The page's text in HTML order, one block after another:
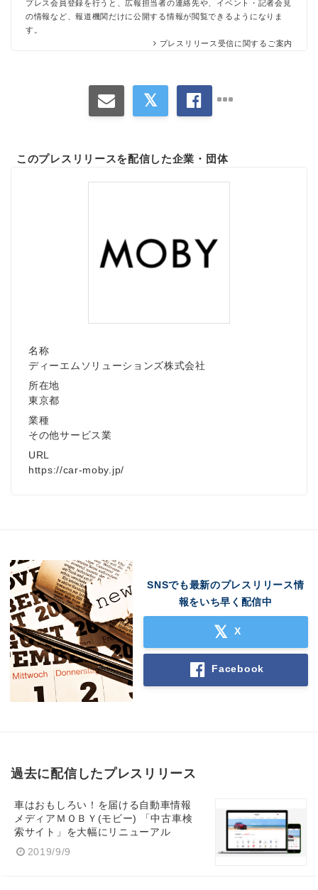
プレス会員登録を行うと、広報担当者の連絡先や、イベント・記者会見
の情報など、報道機関だけに公開する情報が閲覧できるようになりま
す。
プレスリリース受信に関するご案内
このプレスリリースを配信した企業・団体
名称
ディーエムソリューションズ株式会社
所在地
東京都
業種
その他サービス業
URL
https://car-moby.jp/
SNSでも最新のプレスリリース情
報をいち早く配信中
X
Facebook
過去に配信したプレスリリース
車はおもしろい！を届ける自動車情報
メディアＭＯＢＹ(モビー) 「中古車検
索サイト」を大幅にリニューアル
2019/9/9